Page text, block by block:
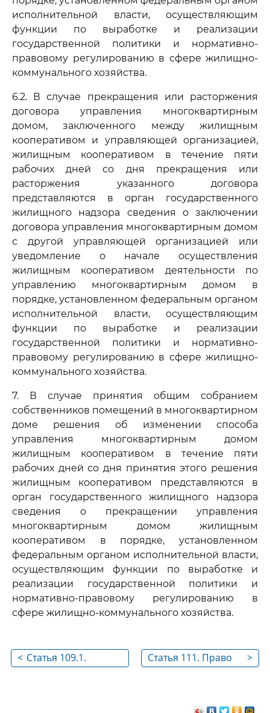
исполнительной власти, осуществляющим
функции по выработке и реализации
государственной политики и нормативно-
правовому регулированию в сфере жилищно-
коммунального хозяйства.
6.2. В случае прекращения или расторжения
договора управления многоквартирным
домом, заключенного между жилищным
кооперативом и управляющей организацией,
жилищным кооперативом в течение пяти
рабочих дней со дня прекращения или
расторжения указанного договора
представляются в орган государственного
жилищного надзора сведения о заключении
договора управления многоквартирным домом
с другой управляющей организацией или
уведомление о начале осуществления
жилищным кооперативом деятельности по
управлению многоквартирным домом в
порядке, установленном федеральным органом
исполнительной власти, осуществляющим
функции по выработке и реализации
государственной политики и нормативно-
правовому регулированию в сфере жилищно-
коммунального хозяйства.
7. В случае принятия общим собранием
собственников помещений в многоквартирном
доме решения об изменении способа
управления многоквартирным домом
жилищным кооперативом в течение пяти
рабочих дней со дня принятия этого решения
жилищным кооперативом представляются в
орган государственного жилищного надзора
сведения о прекращении управления
многоквартирным домом жилищным
кооперативом в порядке, установленном
федеральным органом исполнительной власти,
осуществляющим функции по выработке и
реализации государственной политики и
нормативно-правовому регулированию в
сфере жилищно-коммунального хозяйства.
< Статья 109.1.
>
Статья 111. Право
кооперативы